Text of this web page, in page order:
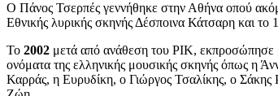
Ο Πάνος Τσερπές γεννήθηκε στην Αθήνα οπού
Εθνικής λυρικής σκηνής Δέσποινα Κάτσαρη και
Το 2002 μετά από ανάθεση του ΡΙΚ,
ονόματα της ελληνικής μουσικής σκηνής όπως η
Καρράς, η Ευρυδίκη, ο Γιώργος Τσαλίκης, ο